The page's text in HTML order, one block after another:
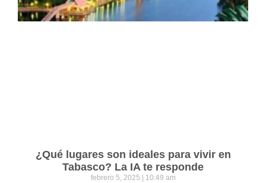
¿Qué lugares son ideales para vivir en
Tabasco? La IA te responde
febrero 5, 2025 10:49 am